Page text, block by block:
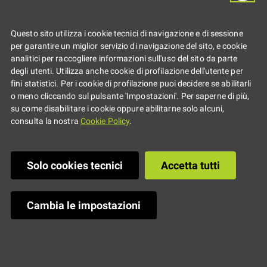
Sonora Radio Fest
2023: torna la
rassegna dedicata
linguaggi giovani
Dal 21 al 23 settembre un ricco
Questo sito utilizza i cookie tecnici di navigazione e di sessione
per garantire un miglior servizio di navigazione del sito, e cookie
analitici per raccogliere informazioni sull'uso del sito da parte
degli utenti. Utilizza anche cookie di profilazione dell'utente per
fini statistici. Per i cookie di profilazione puoi decidere se abilitarli
o meno cliccando sul pulsante 'Impostazioni'. Per saperne di più,
su come disabilitare i cookie oppure abilitarne solo alcuni,
consulta la nostra Cookie Policy.
Solo cookies tecnici Accetta tutti
Cambia le impostazioni